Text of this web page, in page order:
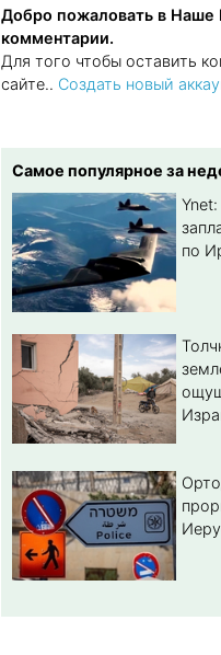
Добро пожаловать в Наше
комментарии.
Для того чтобы оставить
сайте.. Создать новый
Самое популярное за
по